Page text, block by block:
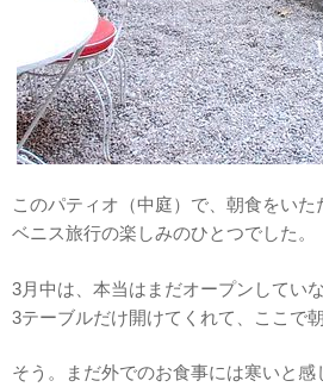
このパティオ（中庭）で、朝食をいた
ベニス旅行の楽しみのひとつでした。
3月中は、本当はまだオープンしてい
3テーブルだけ開けてくれて、ここで
そう。まだ外でのお食事には寒いと感